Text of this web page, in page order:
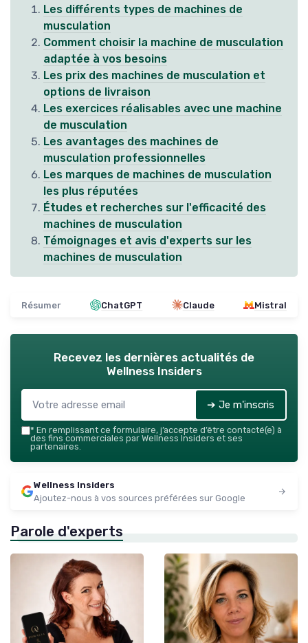
Les différents types de machines de
musculation
Comment choisir la machine de musculation
adaptée à vos besoins
Les prix des machines de musculation et
options de livraison
Les exercices réalisables avec une machine
de musculation
Les avantages des machines de
musculation professionnelles
Les marques de machines de musculation
les plus réputées
Études et recherches sur l'efficacité des
machines de musculation
Témoignages et avis d'experts sur les
machines de musculation
Résumer ChatGPT Claude Mistral
Recevez les dernières actualités de
Wellness Insiders
➔ Je m'inscris
* En remplissant ce formulaire, j’accepte d’être contacté(e) à
des fins commerciales par Wellness Insiders et ses
partenaires.
Wellness Insiders
Ajoutez-nous à vos sources préférées sur Google
Parole d'experts